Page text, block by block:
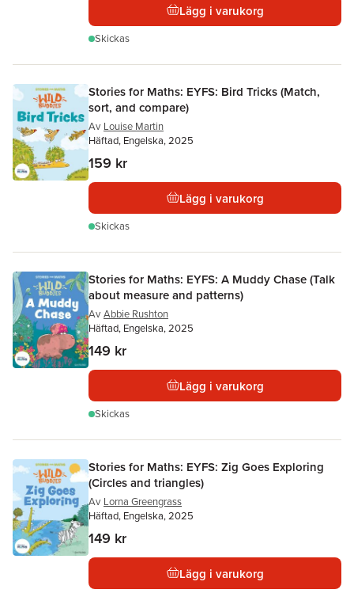
Lägg i varukorg
Skickas
Stories for Maths: EYFS: Bird Tricks (Match,
sort, and compare)
Av Louise Martin
Häftad, Engelska, 2025
159 kr
Lägg i varukorg
Skickas
Stories for Maths: EYFS: A Muddy Chase (Talk
about measure and patterns)
Av Abbie Rushton
Häftad, Engelska, 2025
149 kr
Lägg i varukorg
Skickas
Stories for Maths: EYFS: Zig Goes Exploring
(Circles and triangles)
Av Lorna Greengrass
Häftad, Engelska, 2025
149 kr
Lägg i varukorg